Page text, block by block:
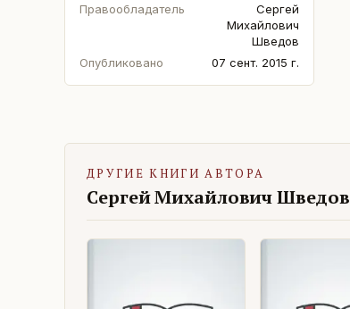
Правообладатель
Сергей
Михайлович
Шведов
Опубликовано
07 сент. 2015 г.
ДРУГИЕ КНИГИ АВТОРА
Сергей Михайлович Шведов